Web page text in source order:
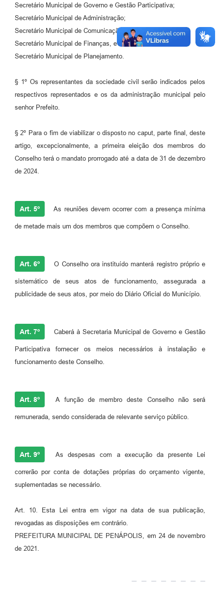
Secretário Municipal de Governo e Gestão Participativa;
Secretário Municipal de Administração;
Secretário Municipal de Comunicação Social;
Secretário Municipal de Finanças, e
Secretário Municipal de Planejamento.
§ 1º Os representantes da sociedade civil serão indicados pelos
respectivos representados e os da administração municipal pelo
senhor Prefeito.
§ 2º Para o fim de viabilizar o disposto no caput, parte final, deste
artigo, excepcionalmente, a primeira eleição dos membros do
Conselho terá o mandato prorrogado até a data de 31 de dezembro
de 2024.
Art. 5º As reuniões devem ocorrer com a presença mínima
de metade mais um dos membros que compõem o Conselho.
Art. 6º O Conselho ora instituído manterá registro próprio e
sistemático de seus atos de funcionamento, assegurada a
publicidade de seus atos, por meio do Diário Oficial do Município.
Art. 7º Caberá à Secretaria Municipal de Governo e Gestão
Participativa fornecer os meios necessários à instalação e
funcionamento deste Conselho.
Art. 8º A função de membro deste Conselho não será
remunerada, sendo considerada de relevante serviço público.
Art. 9º As despesas com a execução da presente Lei
correrão por conta de dotações próprias do orçamento vigente,
suplementadas se necessário.
Art. 10. Esta Lei entra em vigor na data de sua publicação,
revogadas as disposições em contrário.
PREFEITURA MUNICIPAL DE PENÁPOLIS, em 24 de novembro
de 2021.